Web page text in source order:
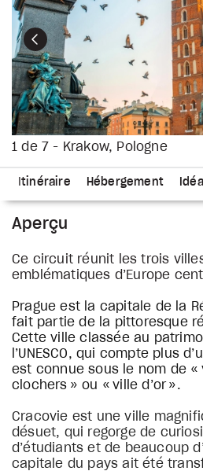
1 de 7 - Krakow, Pologne
Précédent
Itinéraire Hébergement
Aperçu
Ce circuit réunit les trois
emblématiques d’Europe
Prague est la capitale de la
fait partie de la pittoresque
Cette ville classée au
l’UNESCO, qui compte plus
est connue sous le nom de «
clochers » ou « ville d’or ».
Cracovie est une ville
désuet, qui regorge de
d’étudiants et de beaucoup
capitale du pays ait été